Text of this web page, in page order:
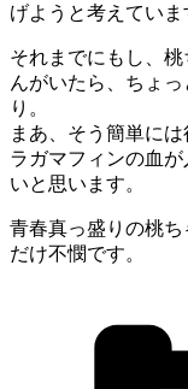
げようと考えていま
それまでにもし、
んがいたら、ちょ
り。
まあ、そう簡単に
ラガマフィンの血
いと思います。
青春真っ盛りの桃
だけ不憫です。